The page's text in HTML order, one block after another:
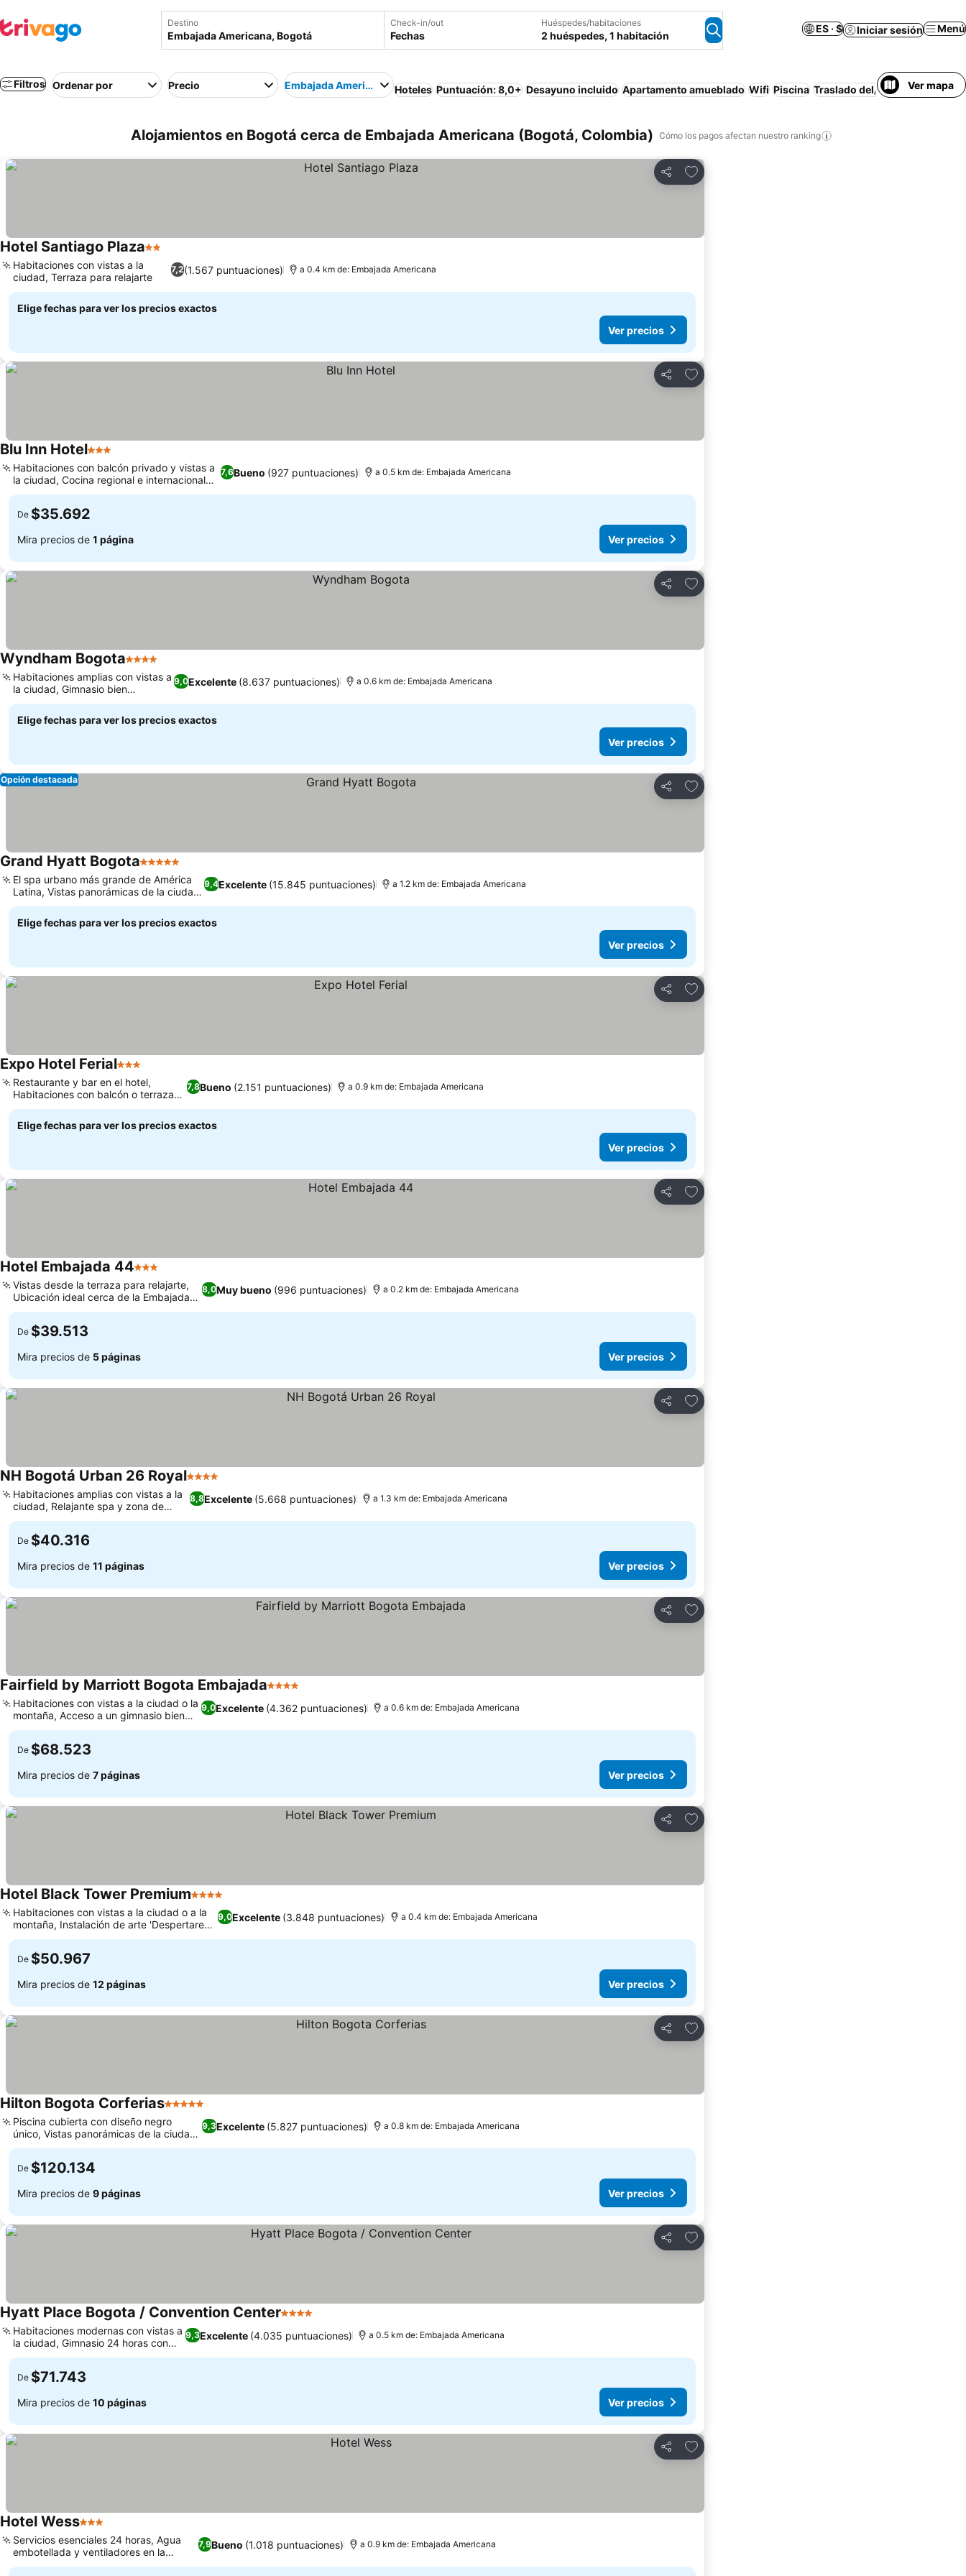
Destino Check-in/out
Fechas
Huéspedes/habitaciones
2 huéspedes, 1 habitación
ES · $ Iniciar sesión Menú
Filtros Ordenar por Precio Embajada Americana Hoteles Puntuación: 8,0+ Desayuno incluido Apartamento amueblado Wifi Piscina Traslado del/al aeropuerto
Ver mapa
Alojamientos en Bogotá cerca de Embajada Americana (Bogotá, Colombia) Cómo los pagos afectan nuestro ranking
Compartir
Agregar a favoritos
Hotel Santiago Plaza2 Estrellas
7,2(1.567 puntuaciones)
Habitaciones con vistas a la
ciudad, Terraza para relajarte
a 0.4 km de: Embajada Americana
Elige fechas para ver los precios exactos
Ver precios
Compartir
Agregar a favoritos
Blu Inn Hotel3 Estrellas
7,6Bueno (927 puntuaciones)
Habitaciones con balcón privado y vistas a
la ciudad, Cocina regional e internacional
variada
a 0.5 km de: Embajada Americana
De $35.692
Mira precios de 1 página Ver precios
Compartir
Agregar a favoritos
Wyndham Bogota4 Estrellas
9,0Excelente (8.637 puntuaciones)
Habitaciones amplias con vistas a
la ciudad, Gimnasio bien
equipado
a 0.6 km de: Embajada Americana
Elige fechas para ver los precios exactos
Ver precios
Compartir
Agregar a favoritos
Opción destacada
Grand Hyatt Bogota5 Estrellas
9,4Excelente (15.845 puntuaciones)
El spa urbano más grande de América
Latina, Vistas panorámicas de la ciudad
y los Andes
a 1.2 km de: Embajada Americana
Elige fechas para ver los precios exactos
Ver precios
Compartir
Agregar a favoritos
Expo Hotel Ferial3 Estrellas
7,8Bueno (2.151 puntuaciones)
Restaurante y bar en el hotel,
Habitaciones con balcón o terraza
privada
a 0.9 km de: Embajada Americana
Elige fechas para ver los precios exactos
Ver precios
Compartir
Agregar a favoritos
Hotel Embajada 443 Estrellas
8,0Muy bueno (996 puntuaciones)
Vistas desde la terraza para relajarte,
Ubicación ideal cerca de la Embajada
de EE. UU.
a 0.2 km de: Embajada Americana
De $39.513
Mira precios de 5 páginas Ver precios
Compartir
Agregar a favoritos
NH Bogotá Urban 26 Royal4 Estrellas
8,8Excelente (5.668 puntuaciones)
Habitaciones amplias con vistas a la
ciudad, Relajante spa y zona de
bienestar
a 1.3 km de: Embajada Americana
De $40.316
Mira precios de 11 páginas Ver precios
Compartir
Agregar a favoritos
Fairfield by Marriott Bogota Embajada4 Estrellas
9,0Excelente (4.362 puntuaciones)
Habitaciones con vistas a la ciudad o la
montaña, Acceso a un gimnasio bien
equipado
a 0.6 km de: Embajada Americana
De $68.523
Mira precios de 7 páginas Ver precios
Compartir
Agregar a favoritos
Hotel Black Tower Premium4 Estrellas
9,0Excelente (3.848 puntuaciones)
Habitaciones con vistas a la ciudad o a la
montaña, Instalación de arte 'Despertares'
en el vestíbulo
a 0.4 km de: Embajada Americana
De $50.967
Mira precios de 12 páginas Ver precios
Compartir
Agregar a favoritos
Hilton Bogota Corferias5 Estrellas
9,3Excelente (5.827 puntuaciones)
Piscina cubierta con diseño negro
único, Vistas panorámicas de la ciudad
y la montaña
a 0.8 km de: Embajada Americana
De $120.134
Mira precios de 9 páginas Ver precios
Compartir
Agregar a favoritos
Hyatt Place Bogota / Convention Center4 Estrellas
9,3Excelente (4.035 puntuaciones)
Habitaciones modernas con vistas a
la ciudad, Gimnasio 24 horas con
vistas
a 0.5 km de: Embajada Americana
De $71.743
Mira precios de 10 páginas Ver precios
Compartir
Agregar a favoritos
Hotel Wess3 Estrellas
7,9Bueno (1.018 puntuaciones)
Servicios esenciales 24 horas, Agua
embotellada y ventiladores en la
habitación
a 0.9 km de: Embajada Americana